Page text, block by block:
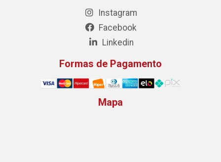
Instagram
Facebook
Linkedin
Formas de Pagamento
Mapa